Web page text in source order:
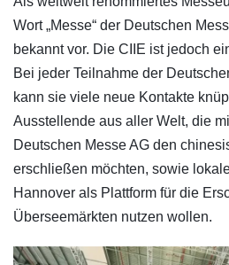
Wort „Messe“ der Deutschen
bekannt vor. Die CIIE ist jedoch
Bei jeder Teilnahme der
kann sie viele neue Kontakte
Ausstellende aus aller Welt, die
Deutschen Messe AG den
erschließen möchten, sowie
Hannover als Plattform für die
Überseemärkten nutzen wollen.